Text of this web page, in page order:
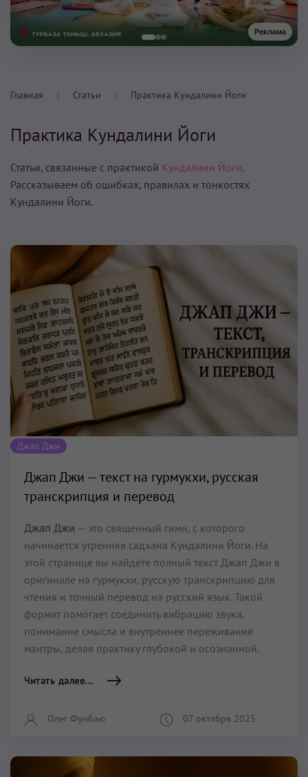
Реклама
Главная Статьи Практика Кундалини Йоги
Практика Кундалини Йоги
Статьи, связанные с практикой Кундалини Йоги.
Рассказываем об ошибках, правилах и тонкостях
Кундалини Йоги.
Джап Джи
Джап Джи — текст на гурмукхи, русская
транскрипция и перевод
Джап Джи — это священный гимн, с которого
начинается утренняя садхана Кундалини Йоги. На
этой странице вы найдёте полный текст Джап Джи в
оригинале на гурмукхи, русскую транскрипцию для
чтения и точный перевод на русский язык. Такой
формат помогает соединить вибрацию звука,
понимание смысла и внутреннее переживание
мантры, делая практику глубокой и осознанной.
Читать далее...
Олег Фунбаю 07 октября 2025